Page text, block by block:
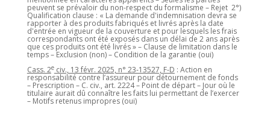
peuvent se prévaloir du non-respect du formalisme – Rejet 2°)
Qualification clause : « La demande d'indemnisation devra se
rapporter à des produits fabriqués et livrés après la date
d'entrée en vigueur de la couverture et pour lesquels les frais
correspondants ont été exposés dans un délai de 2 ans après
que ces produits ont été livrés » – Clause de limitation dans le
temps – Exclusion (non) – Condition de la garantie (oui)
Cass. 2eciv., 13 févr. 2025, n° 23-13527, F-D : Action en
responsabilité contre l’assureur pour détournement de fonds
– Prescription – C. civ., art. 2224 – Point de départ – Jour où le
titulaire aurait dû connaître les faits lui permettant de l’exercer
– Motifs retenus impropres (oui)